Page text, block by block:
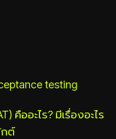
testing
คืออะไร? มีเรื่องอะไร
ต์